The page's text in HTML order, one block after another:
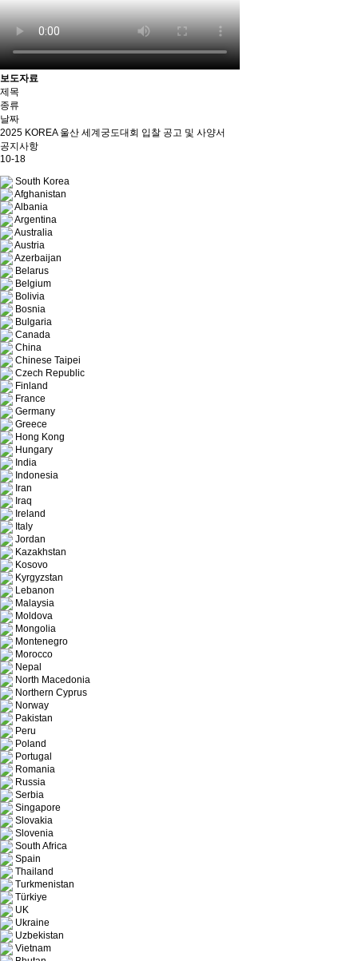
보도자료
제목
종류
날짜
2025 KOREA 울산 세계궁도대회 입찰 공고 및 사양서
공지사항
10-18
South Korea
Afghanistan
Albania
Argentina
Australia
Austria
Azerbaijan
Belarus
Belgium
Bolivia
Bosnia
Bulgaria
Canada
China
Chinese Taipei
Czech Republic
Finland
France
Germany
Greece
Hong Kong
Hungary
India
Indonesia
Iran
Iraq
Ireland
Italy
Jordan
Kazakhstan
Kosovo
Kyrgyzstan
Lebanon
Malaysia
Moldova
Mongolia
Montenegro
Morocco
Nepal
North Macedonia
Northern Cyprus
Norway
Pakistan
Peru
Poland
Portugal
Romania
Russia
Serbia
Singapore
Slovakia
Slovenia
South Africa
Spain
Thailand
Turkmenistan
Türkiye
UK
Ukraine
Uzbekistan
Vietnam